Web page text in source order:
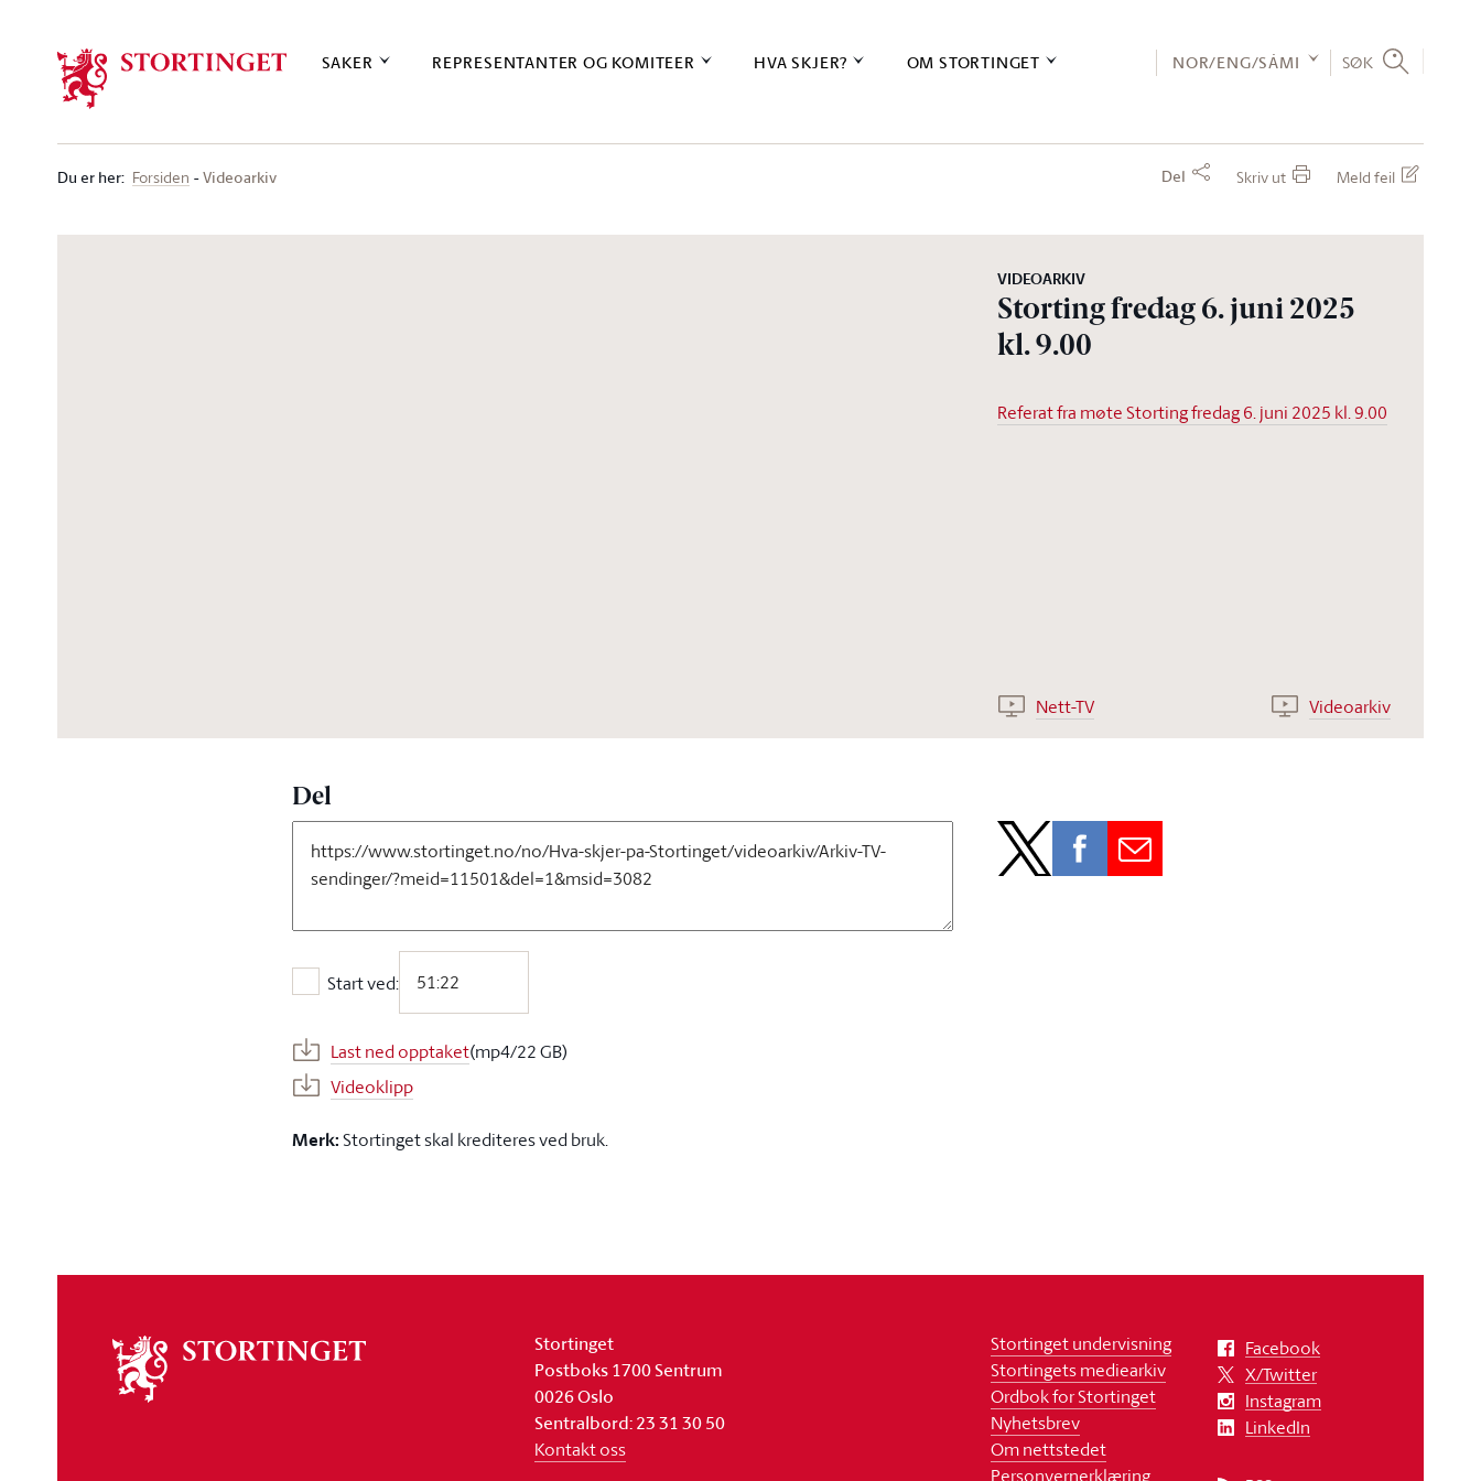
SAKER REPRESENTANTER OG KOMITEER HVA SKJER? OM STORTINGET NOR/ENG/SÁMI SØK
Du er her: Forsiden Videoarkiv Del Skriv ut Meld feil
VIDEOARKIV
Storting fredag 6. juni 2025
kl. 9.00
Referat fra møte Storting fredag 6. juni 2025 kl. 9.00
Nett-TV Videoarkiv
Del
Start ved:
Start ved:
Last ned opptaket(mp4/22 GB)
Videoklipp
Merk:Stortinget skal krediteres ved bruk.
stortinget
Stortinget
Postboks 1700 Sentrum
0026 Oslo
Sentralbord: 23 31 30 50
Kontakt oss
Stortinget undervisning
Stortingets mediearkiv
Ordbok for Stortinget
Nyhetsbrev
Om nettstedet
Personvernerklæring
Facebook
X/Twitter
Instagram
LinkedIn